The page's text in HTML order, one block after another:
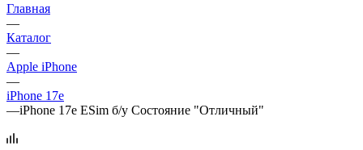
Главная
—
Каталог
—
Apple iPhone
—
iPhone 17e
—iPhone 17e ESim б/у Состояние "Отличный"